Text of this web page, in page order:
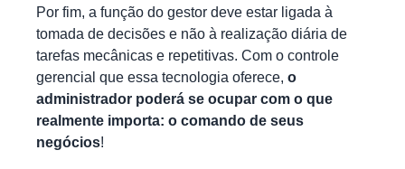
Por fim, a função do gestor deve estar ligada à
tomada de decisões e não à realização diária de
tarefas mecânicas e repetitivas. Com o controle
gerencial que essa tecnologia oferece, o
administrador poderá se ocupar com o que
realmente importa: o comando de seus
negócios!